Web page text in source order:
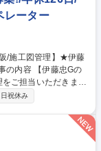
レーター
ご担当いただきま
社にて、働き方の見
的に外注）外注会社
ち合わせ、仕上がっ
阪を代表する超高層
祝休み